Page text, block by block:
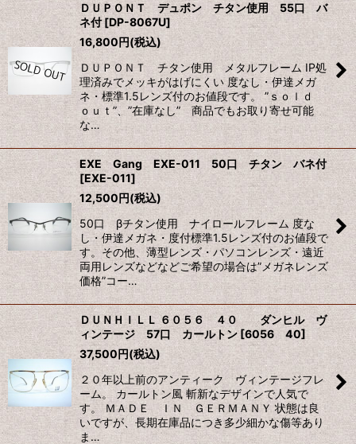
ＤＵＰＯＮＴ デュポン チタン使用 55口 バ
ネ付[DP-8067U]
16,800円(税込)
ＤＵＰＯＮＴ チタン使用 メタルフレーム IP処
理済みでメッキがはげにくい 度なし・伊達メガ
ネ・標準1.5レンズ付のお値段です。 ”ｓｏｌｄ
ｏｕｔ”、”在庫なし” 商品でもお取り寄せ可能
な…
EXE Gang EXE-011 50口 チタン バネ付
[EXE-011]
12,500円(税込)
50口 βチタン使用 ナイロールフレーム 度な
し・伊達メガネ・度付標準1.5レンズ付のお値段で
す。その他、薄型レンズ・パソコンレンズ・遠近
両用レンズなどなどご希望の場合は”メガネレンズ
価格”コー…
ＤＵＮＨＩＬＬ ６０５６ ４０ ダンヒル ヴ
ィンテージ 57口 カールトン [6056 40]
37,500円(税込)
２０年以上前のアンティーク ヴィンテージフレ
ーム。 カールトン風 斬新なデザインで人気で
す。 ＭＡＤＥ ＩＮ ＧＥＲＭＡＮＹ 状態は良
いですが、長期在庫品につき多少細かな傷等あり
ま…